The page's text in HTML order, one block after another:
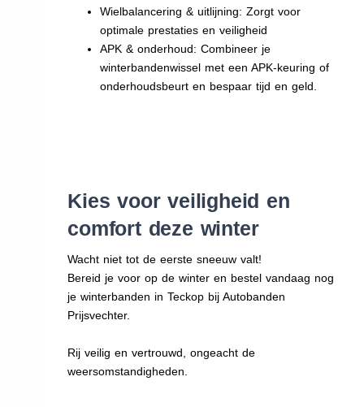
Wielbalancering & uitlijning: Zorgt voor
optimale prestaties en veiligheid
APK & onderhoud: Combineer je
winterbandenwissel met een APK-keuring of
onderhoudsbeurt en bespaar tijd en geld.
Kies voor veiligheid en
comfort deze winter
Wacht niet tot de eerste sneeuw valt!
Bereid je voor op de winter en bestel vandaag nog
je winterbanden in Teckop bij Autobanden
Prijsvechter.
Rij veilig en vertrouwd, ongeacht de
weersomstandigheden.